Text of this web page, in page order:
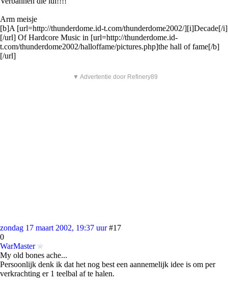
Arm meisje
[b]A [url=http://thunderdome.id-t.com/thunderdome2002/][i]Decade[/i]
[/url] Of Hardcore Music in [url=http://thunderdome.id-
t.com/thunderdome2002/halloffame/pictures.php]the hall of fame[/b]
[/url]
▼ Advertentie door Refinery89
zondag 17 maart 2002, 19:37 uur #17
0
WarMaster
My old bones ache...
Persoonlijk denk ik dat het nog best een aannemelijk idee is om per
verkrachting er 1 teelbal af te halen.